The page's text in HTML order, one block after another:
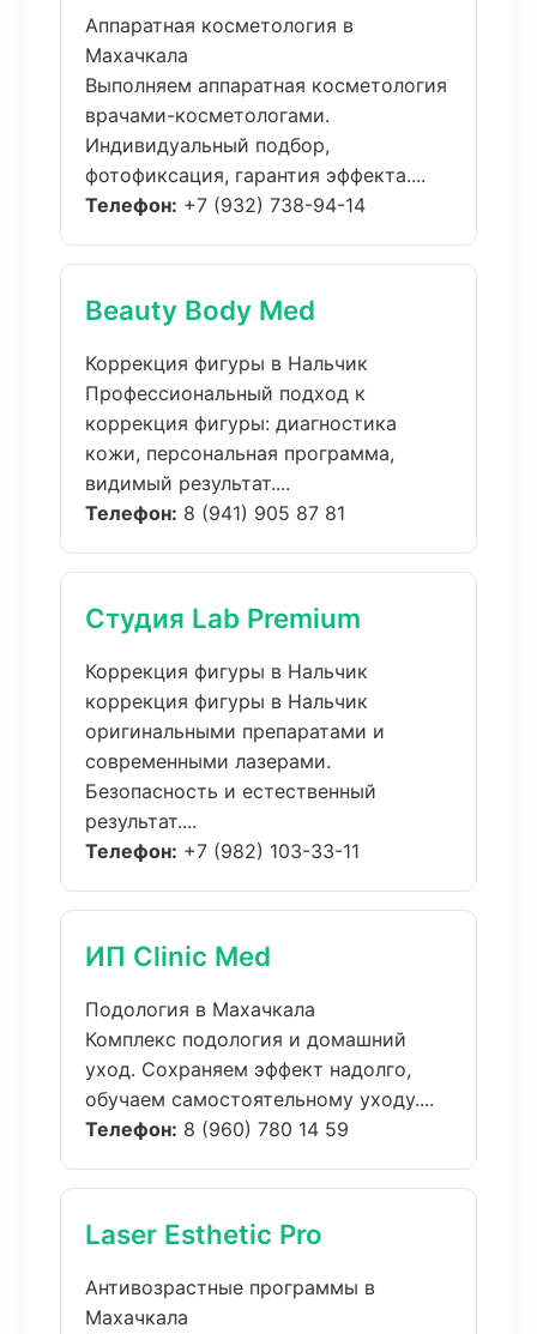
Аппаратная косметология в
Махачкала
Выполняем аппаратная косметология
врачами-косметологами.
Индивидуальный подбор,
фотофиксация, гарантия эффекта....
Телефон: +7 (932) 738-94-14
Beauty Body Med
Коррекция фигуры в Нальчик
Профессиональный подход к
коррекция фигуры: диагностика
кожи, персональная программа,
видимый результат....
Телефон: 8 (941) 905 87 81
Студия Lab Premium
Коррекция фигуры в Нальчик
коррекция фигуры в Нальчик
оригинальными препаратами и
современными лазерами.
Безопасность и естественный
результат....
Телефон: +7 (982) 103-33-11
ИП Clinic Med
Подология в Махачкала
Комплекс подология и домашний
уход. Сохраняем эффект надолго,
обучаем самостоятельному уходу....
Телефон: 8 (960) 780 14 59
Laser Esthetic Pro
Антивозрастные программы в
Махачкала